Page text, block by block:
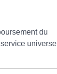
du
universel